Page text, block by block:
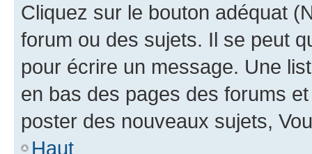
Cliquez sur le bouton adéquat
forum ou des sujets. Il se peut
pour écrire un message. Une
en bas des pages des forums
poster des nouveaux sujets,
Haut